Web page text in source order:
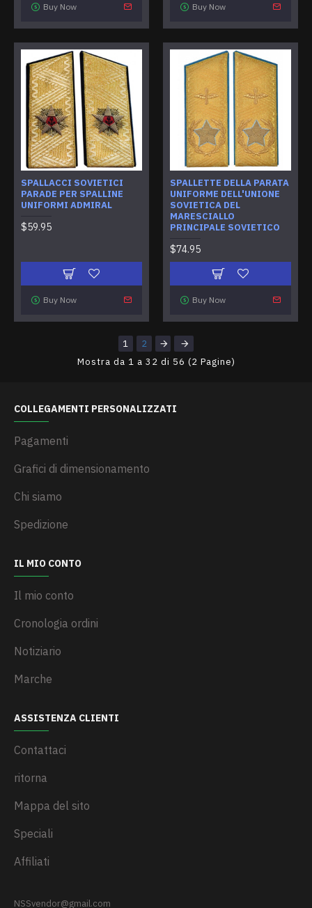
Buy Now Buy Now
SPALLACCI SOVIETICI
PARADE PER SPALLINE
UNIFORMI ADMIRAL
$59.95
Buy Now
SPALLETTE DELLA PARATA
UNIFORME DELL'UNIONE
SOVIETICA DEL
MARESCIALLO
PRINCIPALE SOVIETICO
$74.95
Buy Now
1
2
Mostra da 1 a 32 di 56 (2 Pagine)
COLLEGAMENTI PERSONALIZZATI
Pagamenti
Grafici di dimensionamento
Chi siamo
Spedizione
IL MIO CONTO
Il mio conto
Cronologia ordini
Notiziario
Marche
ASSISTENZA CLIENTI
Contattaci
ritorna
Mappa del sito
Speciali
Affiliati
NSSvendor@gmail.com